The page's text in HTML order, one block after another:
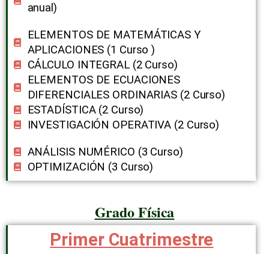
anual​)
ELEMENTOS DE MATEMÁTICAS Y
APLICACIONES (1 Curso )
CÁLCULO INTEGRAL (2 Curso)
ELEMENTOS DE ECUACIONES
DIFERENCIALES ORDINARIAS (2 Curso​)
ESTADÍSTICA (2 Curso)
INVESTIGACIÓN OPERATIVA (2 Curso)
ANÁLISIS NUMÉRICO (3 Curso​)
OPTIMIZACIÓN (3 Curso)
Grado Física
Primer Cuatrimestre